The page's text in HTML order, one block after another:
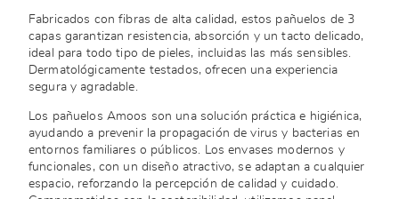
Fabricados con fibras de alta calidad, estos pañuelos de 3
capas garantizan resistencia, absorción y un tacto delicado,
ideal para todo tipo de pieles, incluidas las más sensibles.
Dermatológicamente testados, ofrecen una experiencia
segura y agradable.
Los pañuelos Amoos son una solución práctica e higiénica,
ayudando a prevenir la propagación de virus y bacterias en
entornos familiares o públicos. Los envases modernos y
funcionales, con un diseño atractivo, se adaptan a cualquier
espacio, reforzando la percepción de calidad y cuidado.